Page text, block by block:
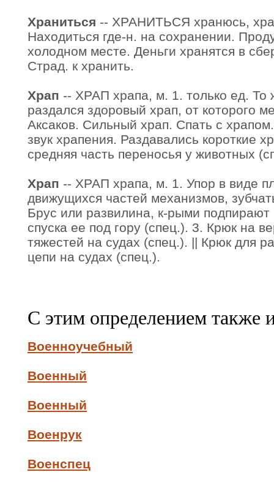
Храниться -- ХРАНИТЬСЯ хранюсь,
Находиться где-н. на сохранении.
холодном месте. Деньги хранятся в
Страд. к хранить.
Храп -- ХРАП храпа, м. 1. только ед. То
раздался здоровый храп, от которого
Аксаков. Сильный храп. Спать с
звук храпения. Раздавались короткие
средняя часть переносья у животных
Храп -- ХРАП храпа, м. 1. Упор в виде
движущихся частей механизмов,
Брус или развилина, к-рыми подпирают
спуска ее под гору (спец.). 3. Крюк на
тяжестей на судах (спец.). || Крюк для
цепи на судах (спец.).
С этим определением также
Военноучебный
Военный
Военный
Военрук
Военспец